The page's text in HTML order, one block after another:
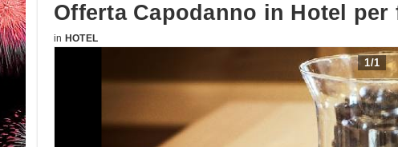
Offerta Capodanno in Hotel
in HOTEL
1/1